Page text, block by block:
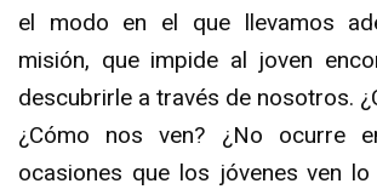
el modo en el que llevamos
misión, que impide al joven
descubrirle a través de nosotros.
¿Cómo nos ven? ¿No ocurre
ocasiones que los jóvenes ven lo